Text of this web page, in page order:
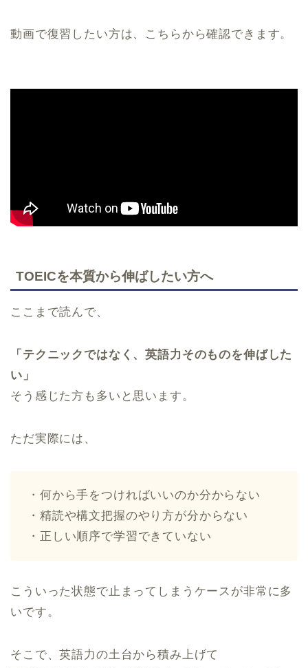
動画で復習したい方は、こちらから確認できます。
TOEICを本質から伸ばしたい方へ
ここまで読んで、
「テクニックではなく、英語力そのものを伸ばした
い」
そう感じた方も多いと思います。
ただ実際には、
・何から手をつければいいのか分からない
・精読や構文把握のやり方が分からない
・正しい順序で学習できていない
こういった状態で止まってしまうケースが非常に多
いです。
そこで、英語力の土台から積み上げて